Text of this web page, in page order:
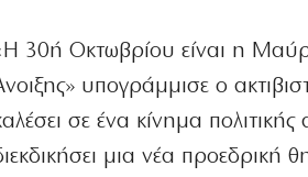
30ή Οκτωβρίου είναι η
υπογράμμισε ο
σε ένα κίνημα
μια νέα προεδρική